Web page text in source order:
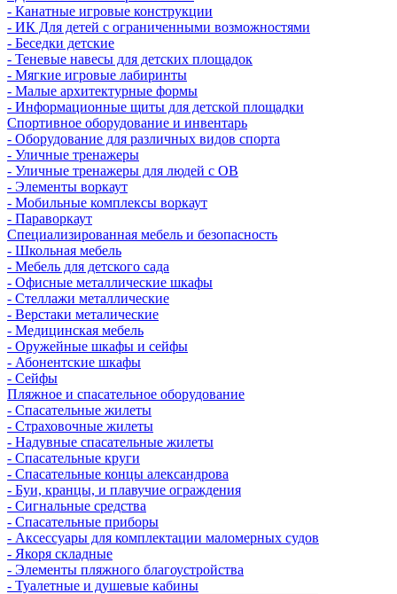
- Канатные игровые конструкции
- ИК Для детей с ограниченными возможностями
- Беседки детские
- Теневые навесы для детских площадок
- Мягкие игровые лабиринты
- Малые архитектурные формы
- Информационные щиты для детской площадки
Спортивное оборудование и инвентарь
- Оборудование для различных видов спорта
- Уличные тренажеры
- Уличные тренажеры для людей с ОВ
- Элементы воркаут
- Мобильные комплексы воркаут
- Параворкаут
Cпециализированная мебель и безопасность
- Школьная мебель
- Мебель для детского сада
- Офисные металлические шкафы
- Стеллажи металлические
- Верстаки металические
- Медицинская мебель
- Оружейные шкафы и сейфы
- Абонентские шкафы
- Сейфы
Пляжное и спасательное оборудование
- Спасательные жилеты
- Страховочные жилеты
- Надувные спасательные жилеты
- Спасательные круги
- Спасательные концы александрова
- Буи, кранцы, и плавучие ограждения
- Сигнальные средства
- Спасательные приборы
- Аксессуары для комплектации маломерных судов
- Якоря складные
- Элементы пляжного благоустройства
- Туалетные и душевые кабины